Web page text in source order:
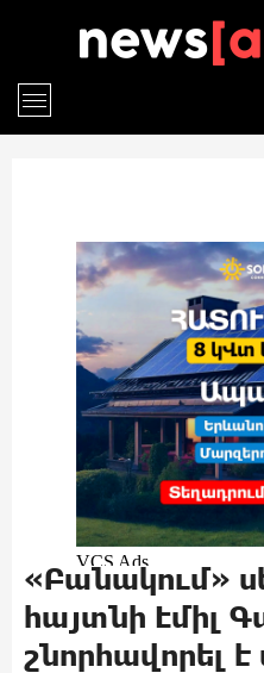
«Բանակում»
հայտնի Էմիլ
շնորհավորել է